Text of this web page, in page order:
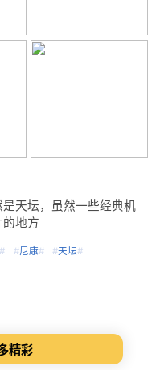
天坛，虽然一些经典机
地方
#尼康# #天坛#
精彩